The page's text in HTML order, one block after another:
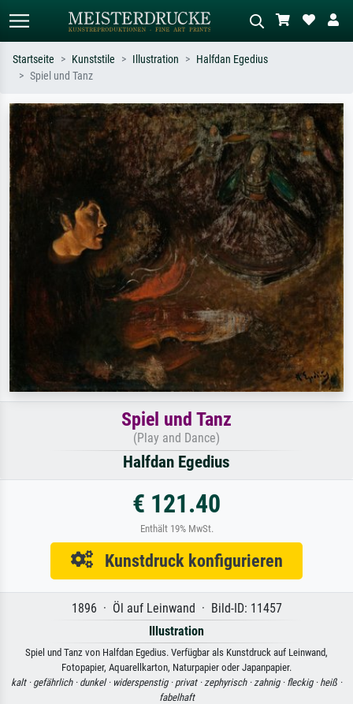
Suchen Sie nach Künstlern, Werktiteln
oder Stilen – z.B. Monet,
Sternennacht, Impressionismus, Welle
Hokusai, Akt.
Beschreiben Sie die Szene – z.B. Grüne
Wiese, Abstrakt mit viel Rot, Dunkles
Ölgemälde, Stehender Akt neben einem
Baum.
Startseite Kunststile Illustration
Halfdan Egedius
Spiel und Tanz
Spiel und Tanz
(Play and Dance)
Halfdan Egedius
€ 121.40
Enthält 19% MwSt.
Kunstdruck konfigurieren
1896 · Öl auf Leinwand · Bild-ID: 11457
Illustration
Spiel und Tanz von Halfdan Egedius. Verfügbar als Kunstdruck auf Leinwand,
Fotopapier, Aquarellkarton, Naturpapier oder Japanpapier.
kalt · gefährlich · dunkel · widerspenstig · privat · zephyrisch · zahnig · fleckig · heiß ·
fabelhaft